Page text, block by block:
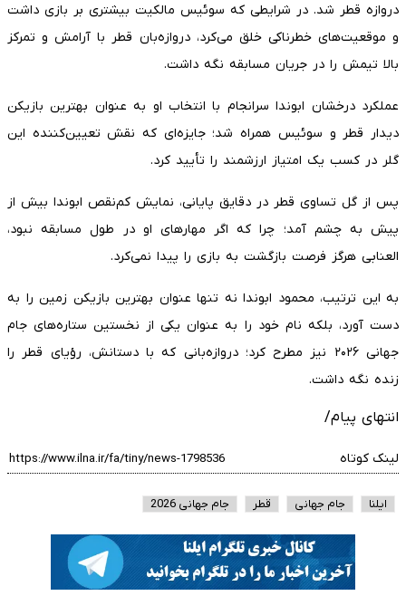
دروازه قطر شد. در شرایطی که سوئیس مالکیت بیشتری بر بازی داشت
و موقعیت‌های خطرناکی خلق می‌کرد، دروازه‌بان قطر با آرامش و تمرکز
بالا تیمش را در جریان مسابقه نگه داشت.
عملکرد درخشان ابوندا سرانجام با انتخاب او به عنوان بهترین بازیکن
دیدار قطر و سوئیس همراه شد؛ جایزه‌ای که نقش تعیین‌کننده این
گلر در کسب یک امتیاز ارزشمند را تأیید کرد.
پس از گل تساوی قطر در دقایق پایانی، نمایش کم‌نقص ابوندا بیش از
پیش به چشم آمد؛ چرا که اگر مهارهای او در طول مسابقه نبود،
العنابی هرگز فرصت بازگشت به بازی را پیدا نمی‌کرد.
به این ترتیب، محمود ابوندا نه تنها عنوان بهترین بازیکن زمین را به
دست آورد، بلکه نام خود را به عنوان یکی از نخستین ستاره‌های جام
جهانی ۲۰۲۶ نیز مطرح کرد؛ دروازه‌بانی که با دستانش، رؤیای قطر را
زنده نگه داشت.
انتهای پیام/
لینک کوتاه
ایلنا جام جهانی قطر جام جهانی 2026